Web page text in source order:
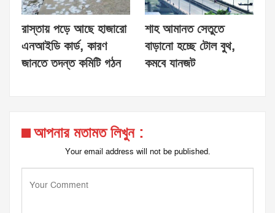
রাস্তায় পড়ে আছে হাজারো
এনআইডি কার্ড, কারণ
জানতে তদন্ত কমিটি গঠন
শাহ আমানত সেতুতে
বাড়ানো হচ্ছে টোল বুথ,
কমবে যানজট
আপনার মতামত লিখুন :
Your email address will not be published.